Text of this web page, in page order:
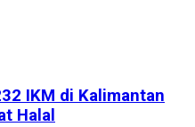
IKM di Kalimantan
Halal